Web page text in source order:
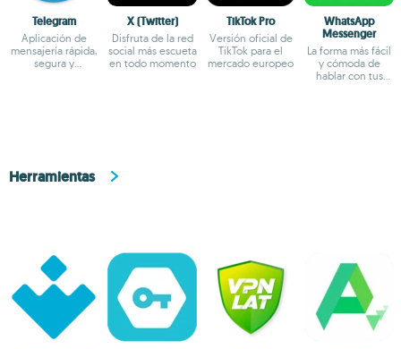
Telegram
Aplicación de
mensajería rápida,
segura y
X (Twitter)
Disfruta de la red
social más escueta
en todo momento
TikTok Pro
Versión oficial de
TikTok para el
mercado europeo
WhatsApp
Messenger
La forma más fácil
y cómoda de
hablar con tus
Herramientas